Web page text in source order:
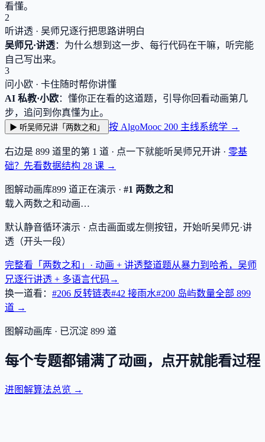
看懂。
2
听讲透 · 吴师兄逐行把思路讲明白
吴师兄·讲透：为什么想到这一步、每行代码在干嘛，听完能
自己写出来。
3
问小欧 · 卡住随时帮你讲懂
AI 私教·小欧：懂你正在看的这道题，引导你回看动画第几
步，追问到你真懂为止。
▶ 听吴师兄讲「两数之和」 按 AlgoMooc 200 主线系统学 →
右边是 899 道里的第 1 道 · 点一下就能听吴师兄开讲 · 零基
础？先看数据结构 28 课 →
图解动画库899 道正在演示 · #1 两数之和
载入两数之和动画…
默认静音循环演示 · 点击画面或左侧按钮，开始听吴师兄·讲
透（开头一段）
完整看「两数之和」· 动画 + 讲透整道题从暴力到哈希，吴师
兄逐行讲透 + 多语言代码 →
换一道看： #206 反转链表#42 接雨水#200 岛屿数量全部 899
道 →
图解动画库 · 已沉淀 899 道
每个专题都铺满了动画，点开就能看过程
进图解算法总览 →